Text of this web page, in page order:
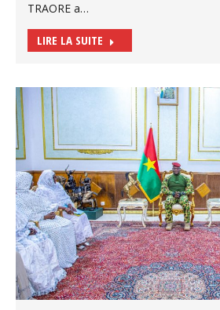
TRAORE a…
LIRE LA SUITE